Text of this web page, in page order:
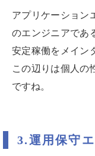
アプリケーション
のエンジニアであ
安定稼働をメイン
この辺りは個人の
ですね。
3.運用保守